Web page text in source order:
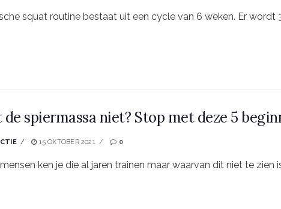
squat routine bestaat uit een cycle van 6 weken. Er wordt
spiermassa niet? Stop met deze 5
15 OKTOBER 2021 0
ken je die al jaren trainen maar waarvan dit niet te zien